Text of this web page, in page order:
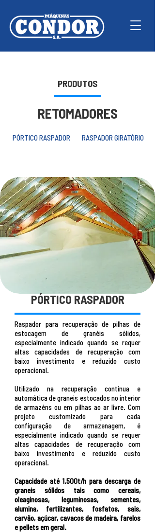
PRODUTOS
RETOMADORES
PÓRTICO RASPADOR RASPADOR GIRATÓRIO
PÓRTICO RASPADOR
Raspador para recuperação de pilhas de
estocagem de granéis sólidos,
especialmente indicado quando se requer
altas capacidades de recuperação com
baixo investimento e reduzido custo
operacional.
Utilizado na recuperação contínua e
automática de graneis estocados no interior
de armazéns ou em pilhas ao ar livre. Com
projeto customizado para cada
configuração de armazenagem, é
especialmente indicado quando se requer
altas capacidades de recuperação com
baixo investimento e reduzido custo
operacional.
Capacidade até 1.500t/h para descarga de
graneis sólidos tais como cereais,
oleaginosas, leguminosas, sementes,
alumina, fertilizantes, fosfatos, sais,
carvão, açúcar, cavacos de madeira, farelos
e pellets em geral.